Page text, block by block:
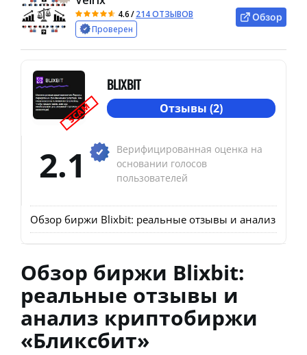
4.6/214 ОТЗЫВОВ
Проверен
Обзор
SCAM
BLIXBIT
Отзывы (2)
2.1
Верифицированная оценка на
основании голосов
пользователей
Обзор биржи Blixbit: реальные отзывы и анализ
Обзор биржи Blixbit:
реальные отзывы и
анализ криптобиржи
«Бликсбит»